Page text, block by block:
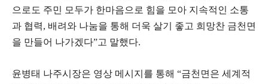
으로도 주민 모두가 한마음으로 힘을 모아 지속적인 소통
과 협력, 배려와 나눔을 통해 더욱 살기 좋고 희망찬 금천면
을 만들어 나가겠다”고 말했다.
윤병태 나주시장은 영상 메시지를 통해 “금천면은 세계적